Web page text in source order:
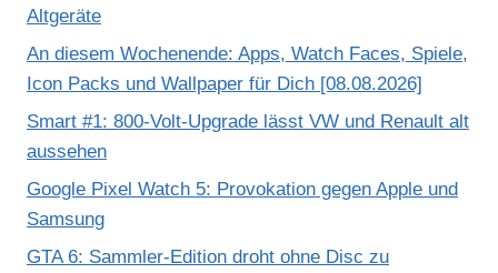
Altgeräte
An diesem Wochenende: Apps, Watch Faces, Spiele,
Icon Packs und Wallpaper für Dich [08.08.2026]
Smart #1: 800-Volt-Upgrade lässt VW und Renault alt
aussehen
Google Pixel Watch 5: Provokation gegen Apple und
Samsung
GTA 6: Sammler-Edition droht ohne Disc zu